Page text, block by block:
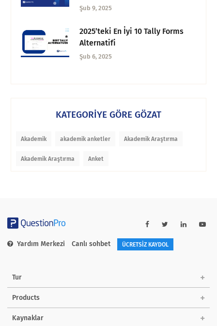
Çıkarımlar
Şub 9, 2025
2025’teki En İyi 10 Tally Forms
Alternatifi
Şub 6, 2025
KATEGORİYE GÖRE GÖZAT
Akademik akademik anketler Akademik Araştırma
Akademik Araştırma Anket
Yardım Merkezi Canlı sohbet ÜCRETSİZ KAYDOL
Tur
Products
Kaynaklar